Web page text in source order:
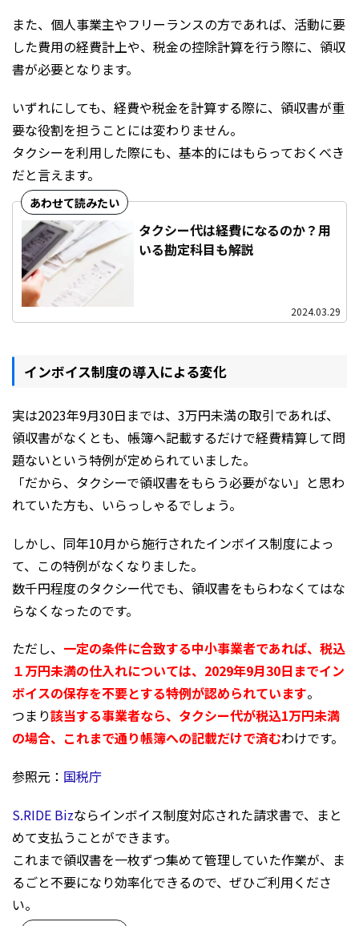
また、個人事業主やフリーランスの方であれば、活動に要
した費用の経費計上や、税金の控除計算を行う際に、領収
書が必要となります。
いずれにしても、経費や税金を計算する際に、領収書が重
要な役割を担うことには変わりません。
タクシーを利用した際にも、基本的にはもらっておくべき
だと言えます。
タクシー代は経費になるのか？用
いる勘定科目も解説
2024.03.29
インボイス制度の導入による変化
実は2023年9月30日までは、3万円未満の取引であれば、
領収書がなくとも、帳簿へ記載するだけで経費精算して問
題ないという特例が定められていました。
「だから、タクシーで領収書をもらう必要がない」と思わ
れていた方も、いらっしゃるでしょう。
しかし、同年10月から施行されたインボイス制度によっ
て、この特例がなくなりました。
数千円程度のタクシー代でも、領収書をもらわなくてはな
らなくなったのです。
ただし、 一定の条件に合致する中小事業者であれば、税込
１万円未満の仕入れについては、2029年9月30日までイン
ボイスの保存を不要とする特例が認められています。
つまり該当する事業者なら、タクシー代が税込1万円未満
の場合、これまで通り帳簿への記載だけで済むわけです。
参照元： 国税庁
S.RIDE Bizならインボイス制度対応された請求書で、まと
めて支払うことができます。
これまで領収書を一枚ずつ集めて管理していた作業が、ま
るごと不要になり効率化できるので、ぜひご利用くださ
い。